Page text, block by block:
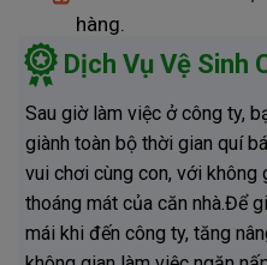
hàng.
Dịch Vụ Vệ Sinh
Sau giờ làm việc ở công ty,
giành toàn bộ thời gian quí
vui chơi cùng con, với không
thoáng mát của căn nhà.Để
mái khi đến công ty, tăng